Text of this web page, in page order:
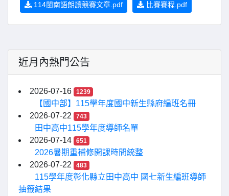
114閩南語朗讀競賽文章.pdf 比賽賽程.pdf
近月內熱門公告
2026-07-16 1239
【國中部】115學年度國中新生縣府編班名冊
2026-07-22
743
田中高中115學年度導師名單
2026-07-14
651
2026暑期重補修開課時間統整
2026-07-22
483
115學年度彰化縣立田中高中 國七新生編班導師
抽籤結果